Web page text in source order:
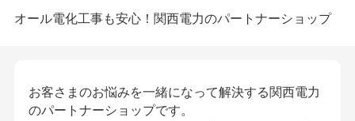
オール電化工事も安心！関西電力のパートナーショップ
お客さまのお悩みを一緒になって解決する関西電力
のパートナーショップです。